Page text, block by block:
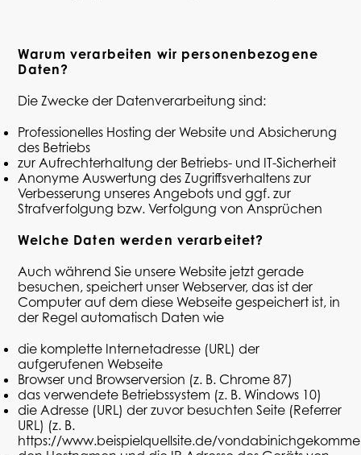
Warum verarbeiten wir personenbezogene
Daten?
Die Zwecke der Datenverarbeitung sind:
Professionelles Hosting der Website und Absicherung
des Betriebs
zur Aufrechterhaltung der Betriebs- und IT-Sicherheit
Anonyme Auswertung des Zugriffsverhaltens zur
Verbesserung unseres Angebots und ggf. zur
Strafverfolgung bzw. Verfolgung von Ansprüchen
Welche Daten werden verarbeitet?
Auch während Sie unsere Website jetzt gerade
besuchen, speichert unser Webserver, das ist der
Computer auf dem diese Webseite gespeichert ist, in
der Regel automatisch Daten wie
die komplette Internetadresse (URL) der
aufgerufenen Webseite
Browser und Browserversion (z. B. Chrome 87)
das verwendete Betriebssystem (z. B. Windows 10)
die Adresse (URL) der zuvor besuchten Seite (Referrer
URL) (z. B.
https://www.beispielquellsite.de/